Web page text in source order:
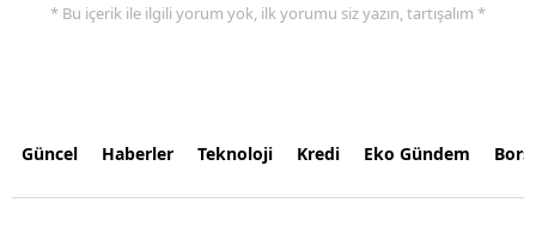
* Bu içerik ile ilgili yorum yok, ilk yorumu siz yazın, tartışalım *
Güncel Haberler Teknoloji Kredi Eko Gündem